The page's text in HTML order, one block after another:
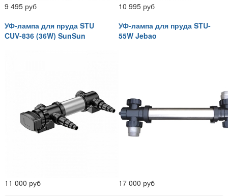
9 495 руб
10 995 руб
УФ-лампа для пруда STU
CUV-836 (36W) SunSun
11 000 руб
УФ-лампа для пруда STU-
55W Jebao
17 000 руб